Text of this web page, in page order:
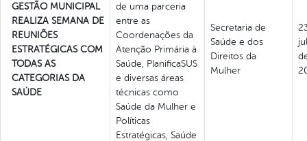
GESTÃO MUNICIPAL
REALIZA SEMANA DE
REUNIÕES
ESTRATÉGICAS COM
TODAS AS
CATEGORIAS DA
SAÚDE
de uma parceria
entre as
Coordenações da
Atenção Primária à
Saúde, PlanificaSUS
e diversas áreas
técnicas como
Saúde da Mulher e
Políticas
Estratégicas, Saúde
Secretaria de
Saúde e dos
Direitos da
Mulher